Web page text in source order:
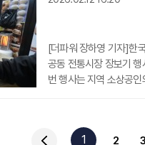
[더파워 장하영 기자]한
공동 전통시장 장보기 행
번 행사는 지역 소상공
을 보탰다.아울러 이날
정례화(연 2회) ▲지역
1 2